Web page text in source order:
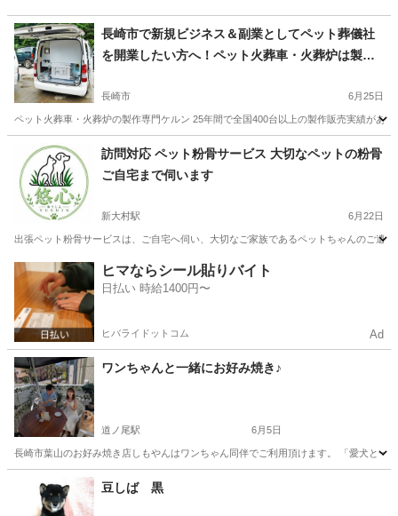
長崎市で新規ビジネス＆副業としてペット葬儀社
を開業したい方へ！ペット火葬車・火葬炉は製作
績！
長崎市 6月25日
ペット火葬車・火葬炉の製作専門ケルン 25年間で全国400台以上の製作販売実績があ
長崎 長崎市 ペット 葬儀社
訪問対応 ペット粉骨サービス 大切なペットの粉骨
ご自宅まで伺います
新大村駅 6月22日
出張ペット粉骨サービスは、ご自宅へ伺い、大切なご家族であるペットちゃんのご遺
長崎 大村市 新大村駅 ペットサービス フェレット
ヒマならシール貼りバイト
日払い 時給1400円〜
ヒバライドットコム Ad
ワンちゃんと一緒にお好み焼き♪
道ノ尾駅 6月5日
長崎市葉山のお好み焼き店しもやんはワンちゃん同伴でご利用頂けます。 「愛犬と
長崎市 道ノ尾駅
豆しば 黒